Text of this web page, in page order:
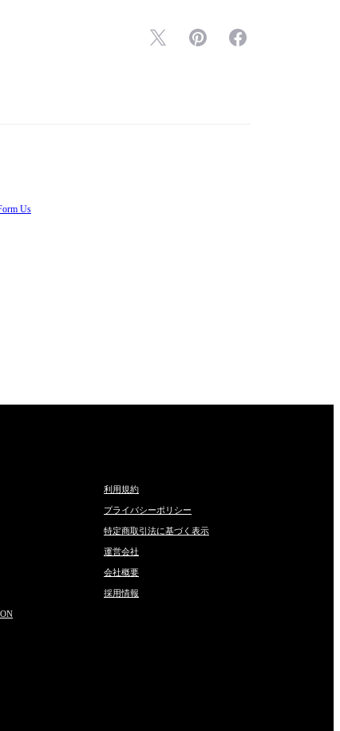
Us
利用規約
プライバシーポリシー
特定商取引法に基づく表示
運営会社
会社概要
採用情報